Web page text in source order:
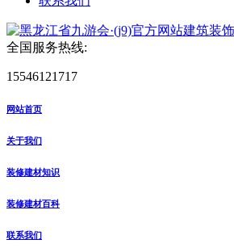
全国服务热线:
15546121717
网站首页
关于我们
装修建材知识
装修建材百科
联系我们